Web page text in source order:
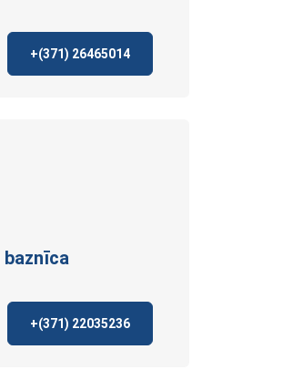
+(371) 26465014
baznīca
+(371) 22035236